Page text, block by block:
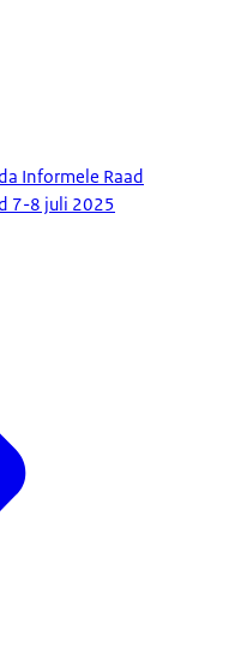
Informele Raad
7-8 juli 2025